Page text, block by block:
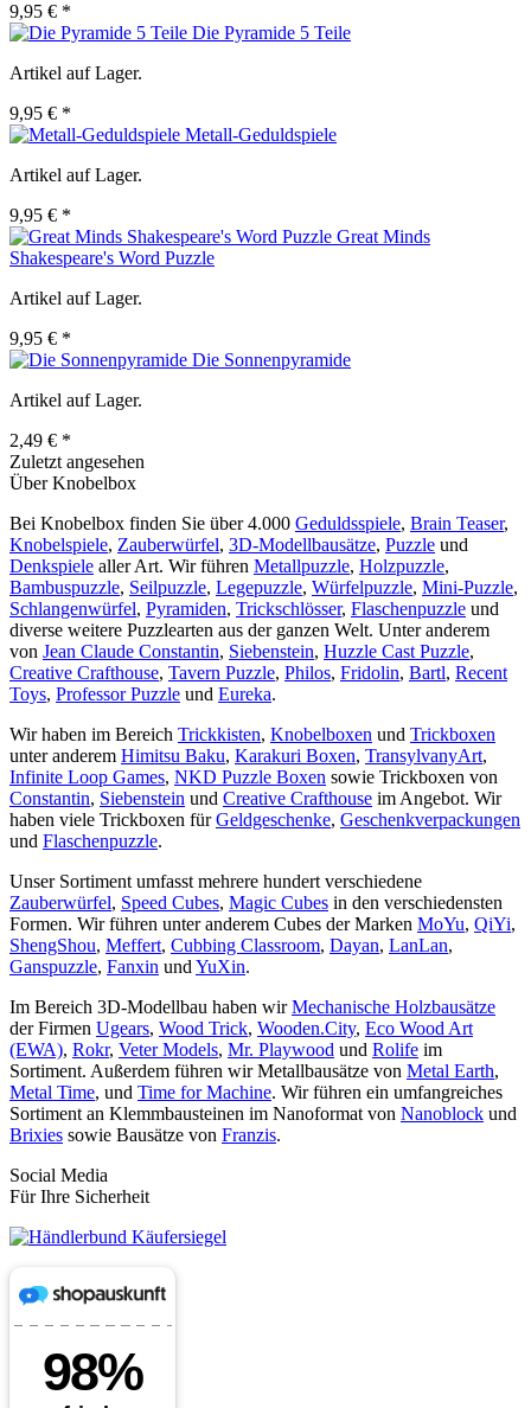
9,95 € *
Die Pyramide 5 Teile
Artikel auf Lager.
9,95 € *
Metall-Geduldspiele
Artikel auf Lager.
9,95 € *
Great Minds
Shakespeare's Word Puzzle
Artikel auf Lager.
9,95 € *
Die Sonnenpyramide
Artikel auf Lager.
2,49 € *
Zuletzt angesehen
Über Knobelbox
Bei Knobelbox finden Sie über 4.000 Geduldsspiele, Brain Teaser,
Knobelspiele, Zauberwürfel, 3D-Modellbausätze, Puzzle und
Denkspiele aller Art. Wir führen Metallpuzzle, Holzpuzzle,
Bambuspuzzle, Seilpuzzle, Legepuzzle, Würfelpuzzle, Mini-Puzzle,
Schlangenwürfel, Pyramiden, Trickschlösser, Flaschenpuzzle und
diverse weitere Puzzlearten aus der ganzen Welt. Unter anderem
von Jean Claude Constantin, Siebenstein, Huzzle Cast Puzzle,
Creative Crafthouse, Tavern Puzzle, Philos, Fridolin, Bartl, Recent
Toys, Professor Puzzle und Eureka.
Wir haben im Bereich Trickkisten, Knobelboxen und Trickboxen
unter anderem Himitsu Baku, Karakuri Boxen, TransylvanyArt,
Infinite Loop Games, NKD Puzzle Boxen sowie Trickboxen von
Constantin, Siebenstein und Creative Crafthouse im Angebot. Wir
haben viele Trickboxen fürGeldgeschenke, Geschenkverpackungen
und Flaschenpuzzle.
Unser Sortiment umfasst mehrere hundert verschiedene
Zauberwürfel, Speed Cubes, Magic Cubes in den verschiedensten
Formen. Wir führen unter anderem Cubes der Marken MoYu, QiYi,
ShengShou, Meffert, Cubbing Classroom, Dayan, LanLan,
Ganspuzzle, Fanxin und YuXin.
Im Bereich 3D-Modellbau haben wirMechanische Holzbausätze
der Firmen Ugears, Wood Trick, Wooden.City, Eco Wood Art
(EWA), Rokr, Veter Models, Mr. Playwood und Rolife im
Sortiment. Außerdem führen wir Metallbausätze von Metal Earth,
Metal Time, und Time for Machine. Wir führen ein umfangreiches
Sortiment an Klemmbausteinen im Nanoformat von Nanoblock und
Brixies sowie Bausätze von Franzis.
Social Media
Für Ihre Sicherheit